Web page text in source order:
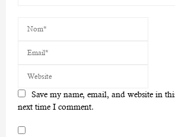
Save my name, email, and website in
next time I comment.